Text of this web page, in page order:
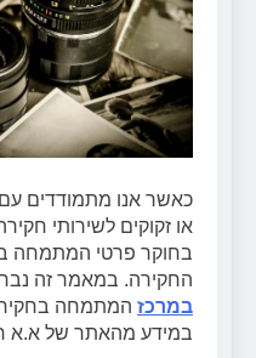
כאשר אנו מתמודדים
או זקוקים לשירותי
בחוקר פרטי המתמחה
החקירה. במאמר זה
במרכז המתמחה
במידע מהאתר של א.א